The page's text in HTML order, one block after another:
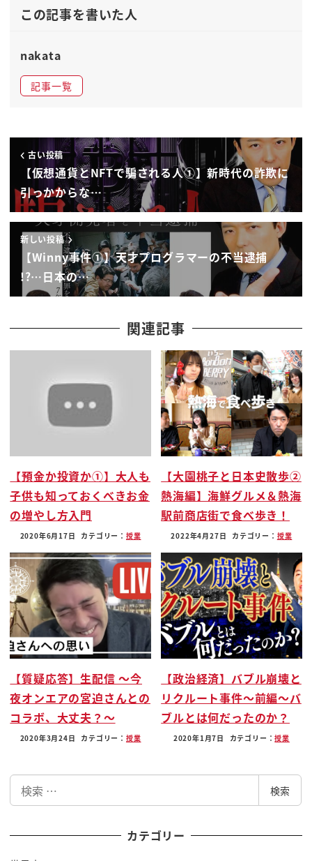
なただこれレトロなんですわ
番号じゃないですよ
骨身にしみて分かってるから
ですよね
ウォレット作りますはいそのウォレットま
あ代表的なものは狐のマークのメタマスク
ですよねあのメタマスクを作った時にメタ
マスクのパスワードそして
秘密鍵そしてシークレットリカバリー
フレーズっていうのがあるんですはい何が
大事なんですか
大事な順に並べなさい
パスワードは絶対大事ですよね
秘密鍵も秘密と鍵ついてるから大事かな
シークレットリカバリーフレーズは
ちょっと
わかんないです」っていうのが感想だと
思うんだけど実はなんでこれ一番大事なの
は
シークレットリカバリーフレーズなんだ
名前が長いから
完全にスルーしてました
シークレットリカバリーフレーズに関して
はもう3つ長いのがついてるんでもう
無視してましたっていうね
これ実はですねこのパスワード例えばメタ
マスクのパスワードというのはこのメタ
マスクのアプリを管理してるんですね
アプリを動かせるようにできるこれがメタ
マスクはパスワードですね
ウォレットのパスワードですそのアプリを
動かしてじゃあ送金するぞってなった時に
送金する時にその
時に必要になるのが
秘密鍵
秘密鍵を使ってお金を送ることできるん
ですよはいなのでこの秘密鍵も奪われたら
この記事を書いた人
nakata
記事一覧
古い投稿
【仮想通貨とNFTで騙される人①】新時代の詐欺に
引っかからな…
新しい投稿
【Winny事件①】天才プログラマーの不当逮捕
!?…日本の…
関連記事
【預金か投資か①】大人も
子供も知っておくべきお金
の増やし方入門
2020年6月17日 カテゴリー： 授業
【大園桃子と日本史散歩②
熱海編】海鮮グルメ＆熱海
駅前商店街で食べ歩き！
2022年4月27日 カテゴリー： 授業
【質疑応答】生配信 〜今
夜オンエアの宮迫さんとの
コラボ、大丈夫？〜
2020年3月24日 カテゴリー： 授業
【政治経済】バブル崩壊と
リクルート事件〜前編〜バ
ブルとは何だったのか？
2020年1月7日 カテゴリー：授業
索
検索
カテゴリー